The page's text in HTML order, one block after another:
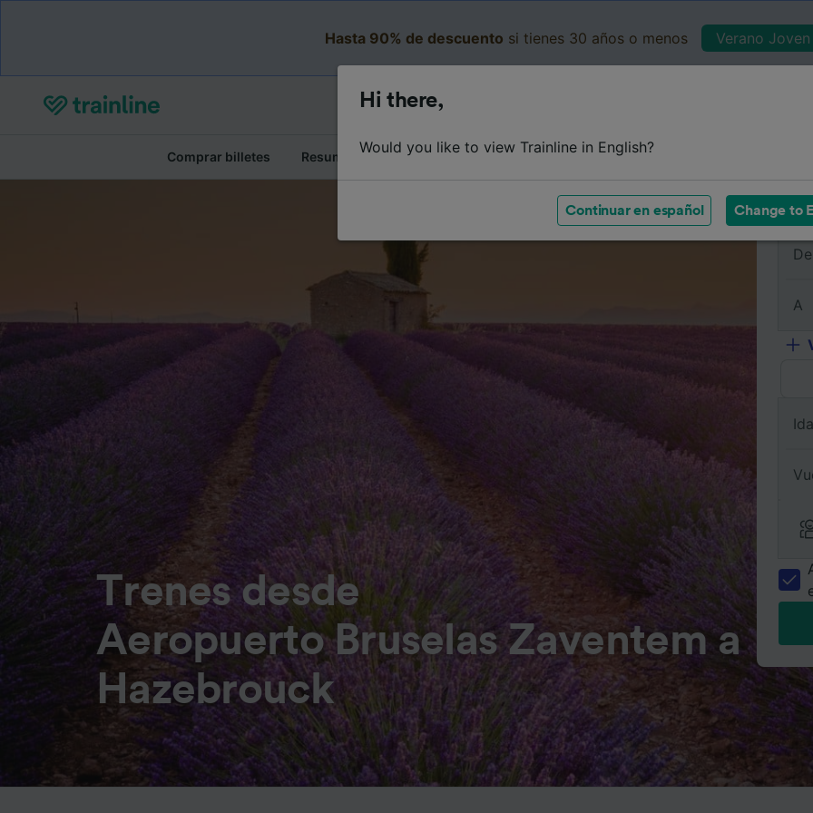
Hasta 90% de descuento si tienes 30 años o menos Verano
Comprar billetes Resumen del viaje Horarios Clases Servicios a bordo
Trenes desde
Aeropuerto Bruselas Zaventem a
Hazebrouck
De
A
Ida
Hi there,
Would you like to view Trainline in English?
Continuar en español Change to